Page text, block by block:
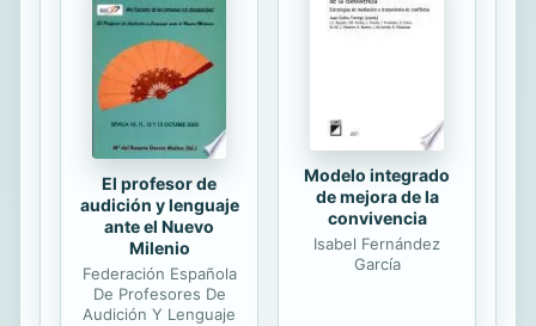
El profesor de
audición y lenguaje
ante el Nuevo
Milenio
Federación Española
De Profesores De
Audición Y Lenguaje
Modelo integrado
de mejora de la
convivencia
Isabel Fernández
García